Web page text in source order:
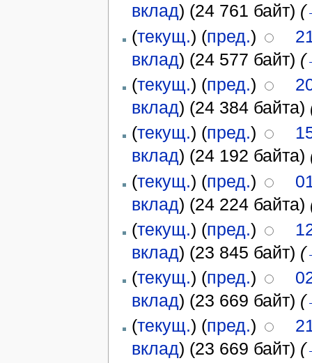
вклад) (24 761 байт) (
(текущ.) (пред.)
вклад) (24 577 байт) (
(текущ.) (пред.)
вклад) (24 384 байта)
(текущ.) (пред.)
вклад) (24 192 байта)
(текущ.) (пред.)
вклад) (24 224 байта)
(текущ.) (пред.)
вклад) (23 845 байт) (
(текущ.) (пред.)
вклад) (23 669 байт) (
(текущ.) (пред.)
вклад) (23 669 байт) (